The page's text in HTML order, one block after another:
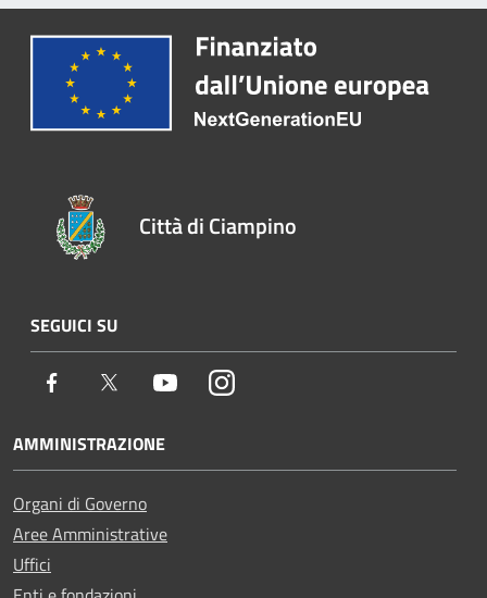
Città di Ciampino
SEGUICI SU
Facebook Twitter YoutubeInstagram
AMMINISTRAZIONE
Organi di Governo
Aree Amministrative
Uffici